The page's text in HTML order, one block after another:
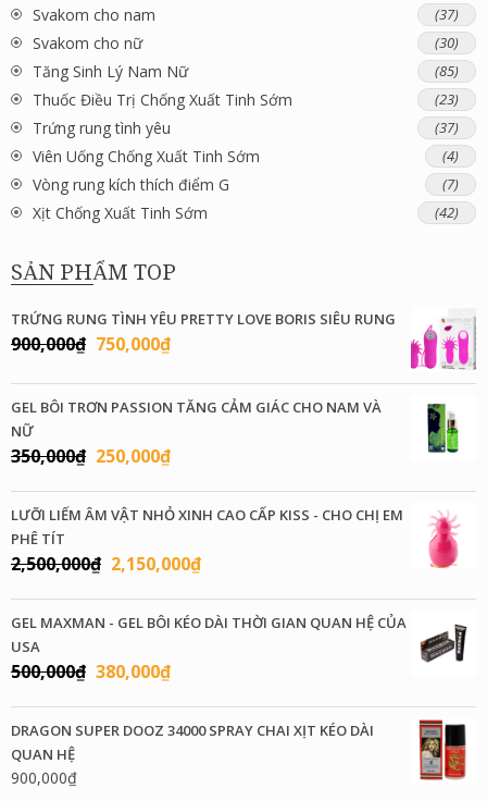
Svakom cho nam (37)
Svakom cho nữ (30)
Tăng Sinh Lý Nam Nữ (85)
Thuốc Điều Trị Chống Xuất Tinh Sớm (23)
Trứng rung tình yêu (37)
Viên Uống Chống Xuất Tinh Sớm (4)
Vòng rung kích thích điểm G (7)
Xịt Chống Xuất Tinh Sớm (42)
SẢN PHẨM TOP
TRỨNG RUNG TÌNH YÊU PRETTY LOVE BORIS SIÊU RUNG
900,000₫ Giá
là:
900,000₫.
750,000₫Giá
tại
là:
GEL BÔI TRƠN PASSION TĂNG CẢM GIÁC CHO NAM VÀ
NỮ
350,000₫ Giá
là:
350,000₫.
250,000₫Giá
tại
là:
LƯỠI LIẾM ÂM VẬT NHỎ XINH CAO CẤP KISS - CHO CHỊ EM
PHÊ TÍT
2,500,000₫ Giá
là:
2,500,000₫.
2,150,000₫Giá
tại
là:
GEL MAXMAN - GEL BÔI KÉO DÀI THỜI GIAN QUAN HỆ CỦA
USA
500,000₫ Giá
là:
500,000₫.
380,000₫Giá
tại
là:
DRAGON SUPER DOOZ 34000 SPRAY CHAI XỊT KÉO DÀI
QUAN HỆ
900,000₫